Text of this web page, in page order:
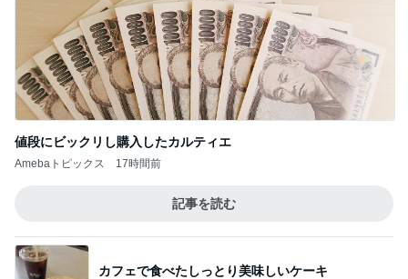
値段にビックリし購入したカルティエ
Amebaトピックス 17時間前
記事を読む
カフェで食べたしっとり美味しいケーキ